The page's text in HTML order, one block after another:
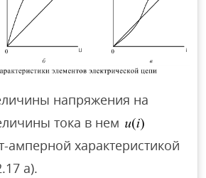
напряжения на
тока в нем
амперной характеристикой
а).